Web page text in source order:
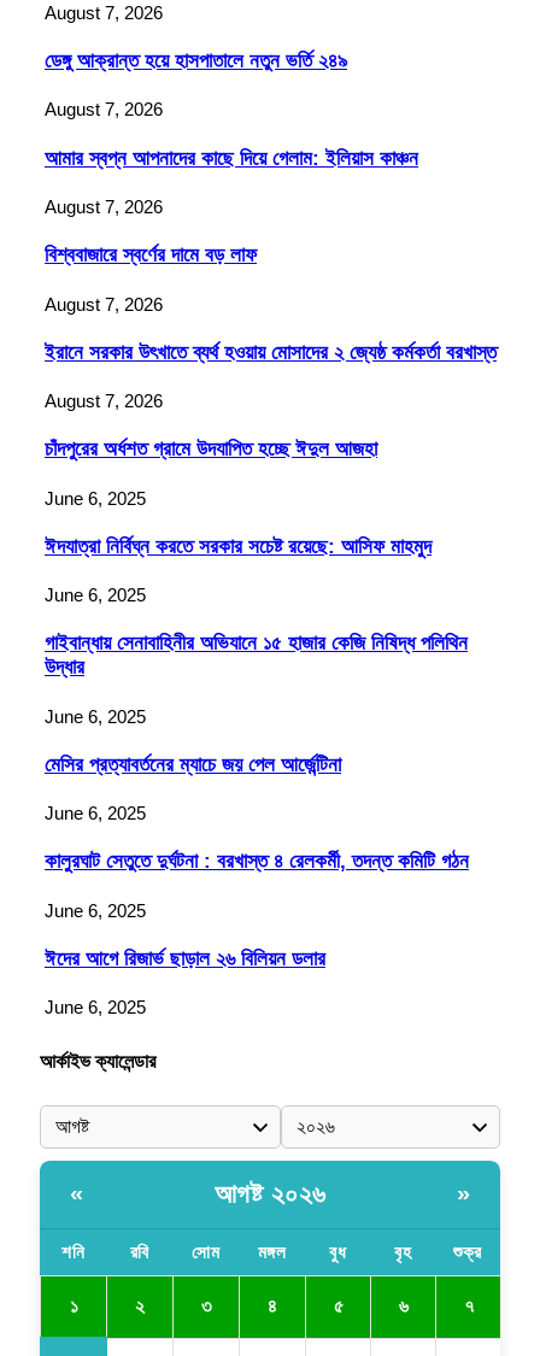
August 7, 2026
ডেঙ্গু আক্রান্ত হয়ে হাসপাতালে নতুন ভর্তি ২৪৯
August 7, 2026
আমার স্বপ্ন আপনাদের কাছে দিয়ে গেলাম: ইলিয়াস কাঞ্চন
August 7, 2026
বিশ্ববাজারে স্বর্ণের দামে বড় লাফ
August 7, 2026
ইরানে সরকার উৎখাতে ব্যর্থ হওয়ায় মোসাদের ২ জ্যেষ্ঠ কর্মকর্তা বরখাস্ত
August 7, 2026
চাঁদপুরের অর্ধশত গ্রামে উদযাপিত হচ্ছে ঈদুল আজহা
June 6, 2025
ঈদযাত্রা নির্বিঘ্ন করতে সরকার সচেষ্ট রয়েছে: আসিফ মাহমুদ
June 6, 2025
গাইবান্ধায় সেনাবাহিনীর অভিযানে ১৫ হাজার কেজি নিষিদ্ধ পলিথিন
উদ্ধার
June 6, 2025
মেসির প্রত্যাবর্তনের ম্যাচে জয় পেল আর্জেন্টিনা
June 6, 2025
কালুরঘাট সেতুতে দুর্ঘটনা : বরখাস্ত ৪ রেলকর্মী, তদন্ত কমিটি গঠন
June 6, 2025
ঈদের আগে রিজার্ভ ছাড়াল ২৬ বিলিয়ন ডলার
June 6, 2025
আর্কাইভ ক্যালেন্ডার
« আগষ্ট ২০২৬ »
শনি রবি সোম মঙ্গল বুধ বৃহ শুক্র
১ ২ ৩ ৪ ৫ ৬ ৭